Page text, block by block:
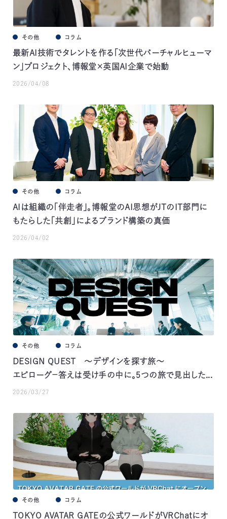
その他 コラム
最新AI技術でタレントを作る「次世代バーチャルヒューマ
ン」プロジェクト、博報堂×英国AI企業で始動
2026/04/08
その他 コラム
AIは組織の「伴走者」。博報堂のAI思想がJTのIT部門に
もたらした「共創」によるブランド構築の真価
2026/04/02
その他 コラム
DESIGN QUEST ～デザインを探す旅～
エピローグ－答えは受け手の中に。5つの旅で見出した...
2026/03/27
その他 コラム
TOKYO AVATAR GATEの公式ワールドがVRChatにオ